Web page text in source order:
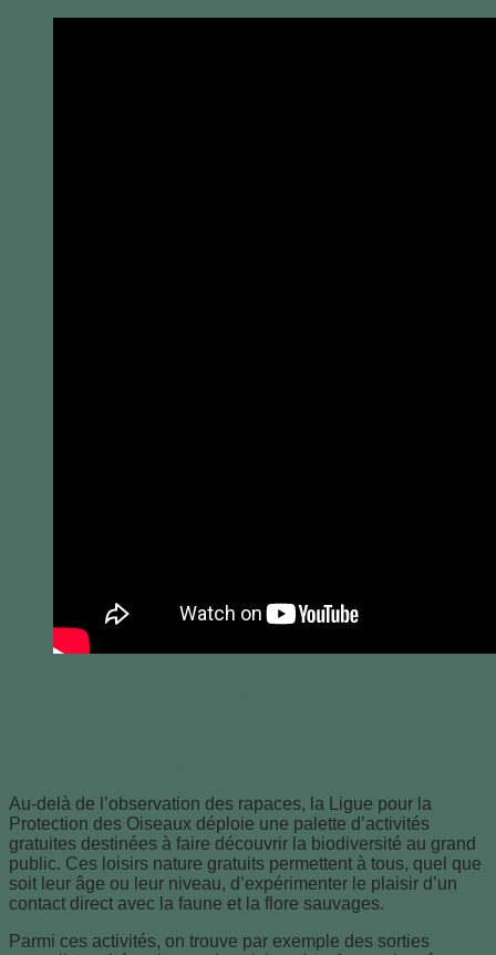
Au-delà de l’observation des rapaces, la Ligue pour la
Protection des Oiseaux déploie une palette d’activités
gratuites destinées à faire découvrir la biodiversité au grand
public. Ces loisirs nature gratuits permettent à tous, quel que
soit leur âge ou leur niveau, d’expérimenter le plaisir d’un
contact direct avec la faune et la flore sauvages.
Parmi ces activités, on trouve par exemple des sorties